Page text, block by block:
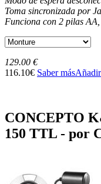
Toma sincronizada por
Funciona con 2 pilas
129.00 €
116.10€ Saber más
CONCEPTO
150 TTL - por